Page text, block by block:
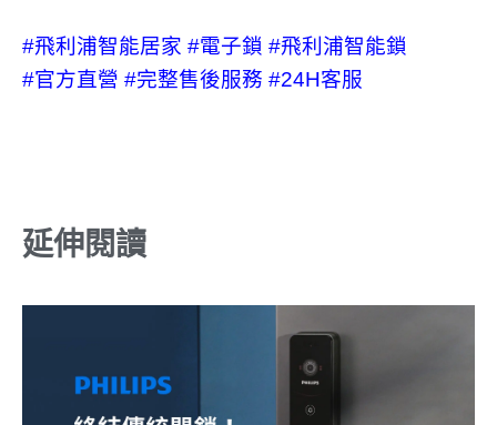
#飛利浦智能居家 #電子鎖 #飛利浦智能鎖
#官方直營 #完整售後服務 #24H客服
延伸閱讀